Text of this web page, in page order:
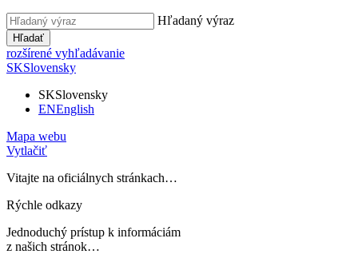
Hľadaný výraz
Hľadať
rozšírené vyhľadávanie
SKSlovensky
SKSlovensky
ENEnglish
Mapa webu
Vytlačiť
Vitajte na oficiálnych stránkach…
Rýchle odkazy
Jednoduchý prístup k informáciám
z našich stránok…